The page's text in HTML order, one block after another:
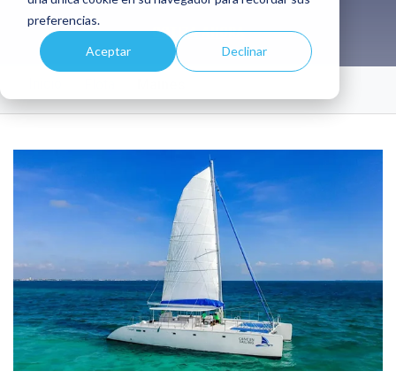
preferencias.
Aceptar Declinar
COTIZA AHORA